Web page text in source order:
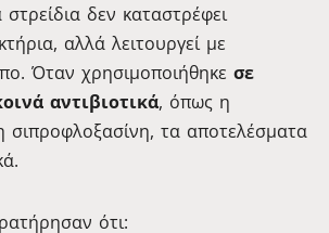
δεν καταστρέφει
αλλά λειτουργεί με
Όταν χρησιμοποιήθηκε σε
αντιβιοτικά, όπως η
σιπροφλοξασίνη, τα αποτελέσματα
ότι: